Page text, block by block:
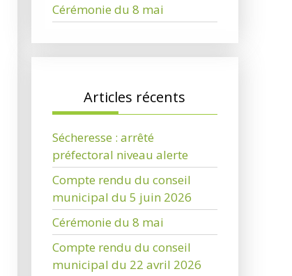
Cérémonie du 8 mai
Articles récents
Sécheresse : arrêté
préfectoral niveau alerte
Compte rendu du conseil
municipal du 5 juin 2026
Cérémonie du 8 mai
Compte rendu du conseil
municipal du 22 avril 2026